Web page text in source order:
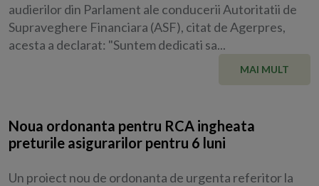
audierilor din Parlament ale conducerii Autoritatii de
Supraveghere Financiara (ASF), citat de Agerpres,
acesta a declarat: "Suntem dedicati sa...
MAI MULT
Noua ordonanta pentru RCA ingheata
preturile asigurarilor pentru 6 luni
Un proiect nou de ordonanta de urgenta referitor la